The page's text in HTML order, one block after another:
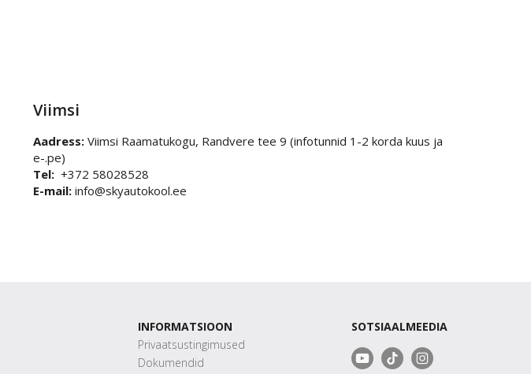
Viimsi
Aadress: Viimsi Raamatukogu, Randvere tee 9 (infotunnid 1-2 korda kuus ja
e-.pe)
Tel: +372 58028528
E-mail: info@skyautokool.ee
INFORMATSIOON
Privaatsustingimused
Dokumendid
SOTSIAALMEEDIA